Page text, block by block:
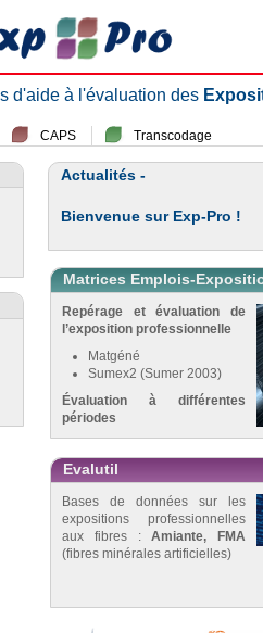
d'aide à l'évaluation des
CAPS Transcodage
Actualités -
Bienvenue sur Exp-Pro !
Matrices Emplois-
Repérage et évaluation de
l’exposition professionnelle
Matgéné
Sumex2 (Sumer 2003)
Évaluation à différentes
périodes
Evalutil
Bases de données sur les
expositions professionnelles
aux fibres :Amiante, FMA
(fibres minérales artificielles)